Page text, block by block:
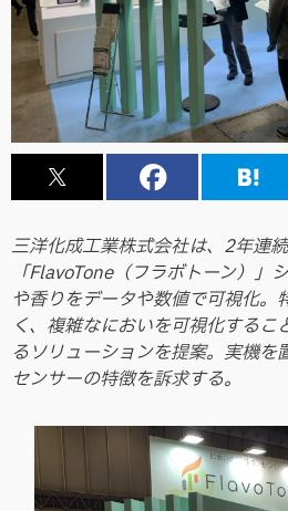
三洋化成工業株式会社は、2年連
「FlavoTone（フラボトーン）」
や香りをデータや数値で可視化。
く、複雑なにおいを可視化する
るソリューションを提案。実機を
センサーの特徴を訴求する。